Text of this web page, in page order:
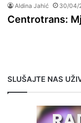
Aldina Jahić 30/04/
Centrotrans:
SLUŠAJTE NAS